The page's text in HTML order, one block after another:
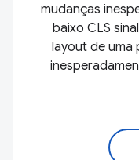
mudanças
baixo CLS
layout de uma